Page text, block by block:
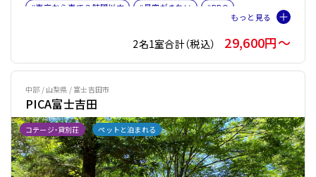
#東京から車で３時間以内
#星空がきれい
#BBQ
#ファミリー
#バレルサウナ
2名1室合計（税込） 29,600円〜
コテージ・貸別荘 ペットと泊まれる
中部 / 山梨県 / 富士吉田市
PICA富士吉田